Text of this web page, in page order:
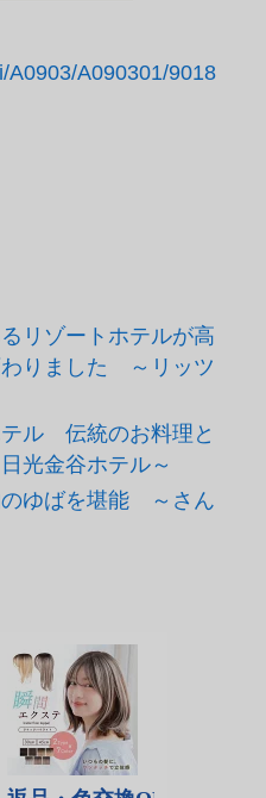
A0903/A090301/9018
リゾートホテルが高
りました ～リッツ
ル 伝統のお料理と
光金谷ホテル～
ゆばを堪能 ～さん